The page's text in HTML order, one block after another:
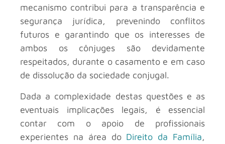
mecanismo contribui para a transparência e
segurança jurídica, prevenindo conflitos
futuros e garantindo que os interesses de
ambos os cônjuges são devidamente
respeitados, durante o casamento e em caso
de dissolução da sociedade conjugal.
Dada a complexidade destas questões e as
eventuais implicações legais, é essencial
contar com o apoio de profissionais
experientes na área do Direito da Família,